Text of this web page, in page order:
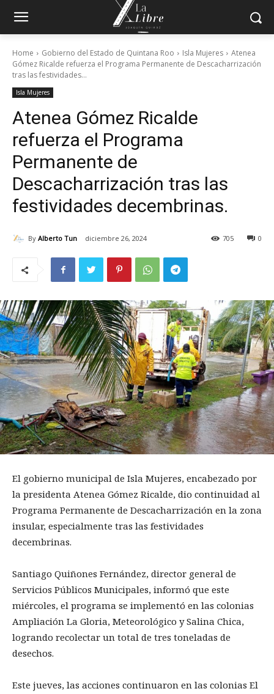
Home Gobierno del Estado de Quintana Roo Isla Mujeres
Atenea
Gómez Ricalde refuerza el Programa Permanente de Descacharrización
tras las festividades...
Isla Mujeres
Atenea Gómez Ricalde
refuerza el Programa
Permanente de
Descacharrización tras las
festividades decembrinas.
By Alberto Tun diciembre 26, 2024 0
705
El gobierno municipal de Isla Mujeres, encabezado por
la presidenta Atenea Gómez Ricalde, dio continuidad al
Programa Permanente de Descacharrización en la zona
insular, especialmente tras las festividades
decembrinas.
Santiago Quiñones Fernández, director general de
Servicios Públicos Municipales, informó que este
miércoles, el programa se implementó en las colonias
Ampliación La Gloria, Meteorológico y Salina Chica,
logrando recolectar un total de tres toneladas de
desechos.
Este jueves, las acciones continuaron en las colonias El